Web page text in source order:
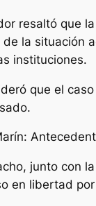
resaltó que
la situación
instituciones.
que el
junto con
en libertad